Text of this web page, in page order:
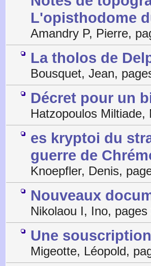
L'opisthodome
Amandry P, Pierre,
La tholos de
Bousquet, Jean,
Décret pour un
Hatzopoulos
es kryptoi du
guerre de
Knoepfler, Denis,
Nouveaux
Nikolaou I, Ino, pages
Une
Migeotte, Léopold,